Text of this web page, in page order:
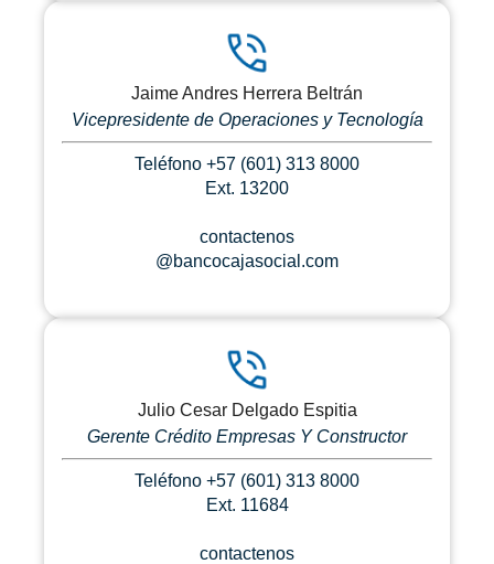
Jaime Andres Herrera Beltrán
Vicepresidente de Operaciones y Tecnología
Teléfono +57 (601) 313 8000
Ext. 13200
contactenos
@bancocajasocial.com
Julio Cesar Delgado Espitia
Gerente Crédito Empresas Y Constructor
Teléfono +57 (601) 313 8000
Ext. 11684
contactenos